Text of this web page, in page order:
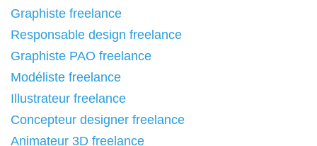
Graphiste freelance
Responsable design freelance
Graphiste PAO freelance
Modéliste freelance
Illustrateur freelance
Concepteur designer freelance
Animateur 3D freelance